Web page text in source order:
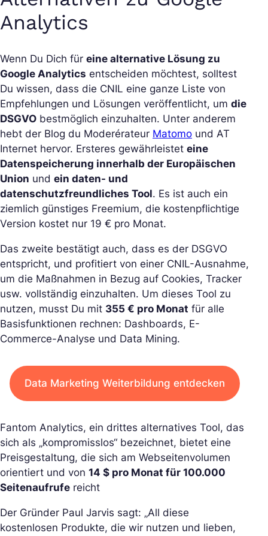
Analytics
Wenn Du Dich für eine alternative Lösung zu
Google Analytics entscheiden möchtest, solltest
Du wissen, dass die CNIL eine ganze Liste von
Empfehlungen und Lösungen veröffentlicht, um die
DSGVO bestmöglich einzuhalten. Unter anderem
hebt der Blog du Moderérateur Matomo und AT
Internet hervor. Ersteres gewährleistet eine
Datenspeicherung innerhalb der Europäischen
Union und ein daten- und
datenschutzfreundliches Tool. Es ist auch ein
ziemlich günstiges Freemium, die kostenpflichtige
Version kostet nur 19 € pro Monat.
Das zweite bestätigt auch, dass es der DSGVO
entspricht, und profitiert von einer CNIL-Ausnahme,
um die Maßnahmen in Bezug auf Cookies, Tracker
usw. vollständig einzuhalten. Um dieses Tool zu
nutzen, musst Du mit 355 € pro Monat für alle
Basisfunktionen rechnen: Dashboards, E-
Commerce-Analyse und Data Mining.
Data Marketing Weiterbildung entdecken
Fantom Analytics, ein drittes alternatives Tool, das
sich als „kompromisslos“ bezeichnet, bietet eine
Preisgestaltung, die sich am Webseitenvolumen
orientiert und von 14 $ pro Monat für 100.000
Seitenaufrufe reicht
Der Gründer Paul Jarvis sagt: „All diese
kostenlosen Produkte, die wir nutzen und lieben,